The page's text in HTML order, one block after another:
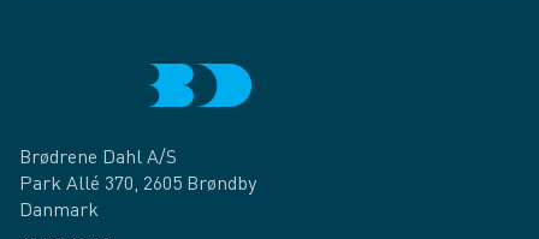
Brødrene Dahl A/S
Park Allé 370, 2605 Brøndby
Danmark